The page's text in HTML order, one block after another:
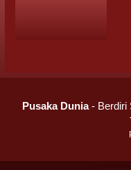
Pusaka Dunia- Berdiri